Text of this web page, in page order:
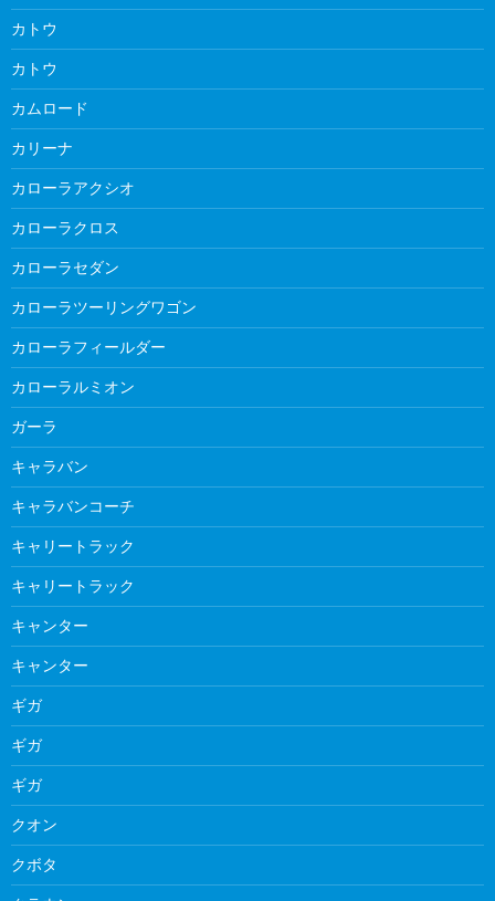
カトウ
カトウ
カムロード
カリーナ
カローラアクシオ
カローラクロス
カローラセダン
カローラツーリングワゴン
カローラフィールダー
カローラルミオン
ガーラ
キャラバン
キャラバンコーチ
キャリートラック
キャリートラック
キャンター
キャンター
ギガ
ギガ
ギガ
クオン
クボタ